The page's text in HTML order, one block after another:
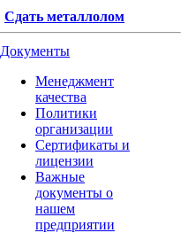
Сдать металлолом
Документы
Менеджмент
качества
Политики
организации
Сертификаты и
лицензии
Важные
документы о
нашем
предприятии